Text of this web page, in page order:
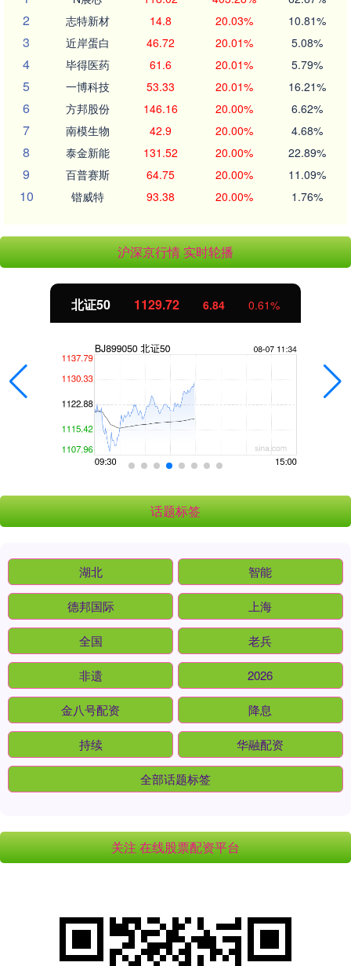
2 志特新材 14.8 20.03% 10.81%
3 近岸蛋白 46.72 20.01% 5.08%
4 毕得医药 61.6 20.01% 5.79%
5 一博科技 53.33 20.01% 16.21%
6 方邦股份 146.16 20.00% 6.62%
7 南模生物 42.9 20.00% 4.68%
8 泰金新能 131.52 20.00% 22.89%
9 百普赛斯 64.75 20.00% 11.09%
10 锴威特 93.38 20.00% 1.76%
沪深京行情 实时轮播
北证50 1129.72 6.84 0.61%
话题标签
湖北 智能
德邦国际 上海
全国 老兵
非遗 2026
金八号配资 降息
持续 华融配资
全部话题标签
关注 在线股票配资平台